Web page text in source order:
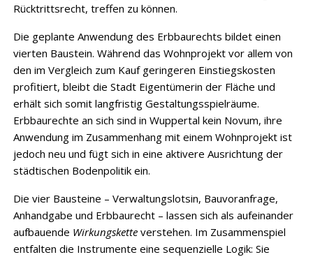
Rücktrittsrecht, treffen zu können.
Die geplante Anwendung des Erbbaurechts bildet einen
vierten Baustein. Während das Wohnprojekt vor allem von
den im Vergleich zum Kauf geringeren Einstiegskosten
profitiert, bleibt die Stadt Eigentümerin der Fläche und
erhält sich somit langfristig Gestaltungsspielräume.
Erbbaurechte an sich sind in Wuppertal kein Novum, ihre
Anwendung im Zusammenhang mit einem Wohnprojekt ist
jedoch neu und fügt sich in eine aktivere Ausrichtung der
städtischen Bodenpolitik ein.
Die vier Bausteine – Verwaltungslotsin, Bauvoranfrage,
Anhandgabe und Erbbaurecht – lassen sich als aufeinander
aufbauende Wirkungskette verstehen. Im Zusammenspiel
entfalten die Instrumente eine sequenzielle Logik: Sie